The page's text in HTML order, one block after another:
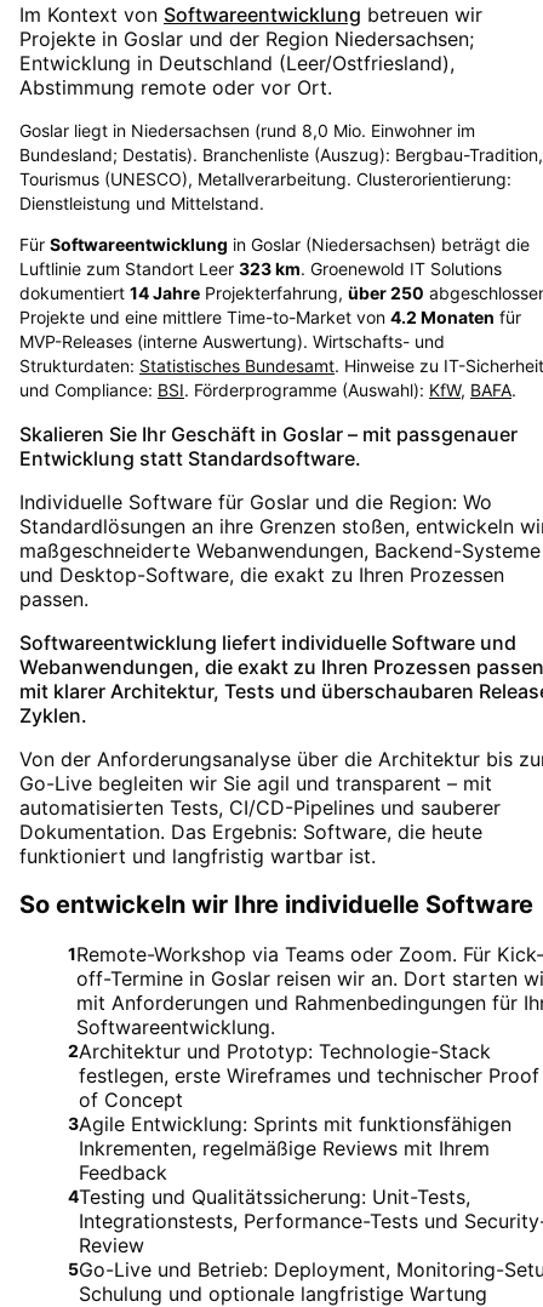
Im Kontext von Softwareentwicklung betreuen wir
Projekte in Goslar und der Region Niedersachsen;
Entwicklung in Deutschland (Leer/Ostfriesland),
Abstimmung remote oder vor Ort.
Goslar liegt in Niedersachsen (rund 8,0 Mio. Einwohner im
Bundesland; Destatis). Branchenliste (Auszug): Bergbau-Tradition,
Tourismus (UNESCO), Metallverarbeitung. Clusterorientierung:
Dienstleistung und Mittelstand.
Für Softwareentwicklung in Goslar (Niedersachsen) beträgt die
Luftlinie zum Standort Leer 323km. Groenewold IT Solutions
dokumentiert 14Jahre Projekterfahrung, über250
Projekte und eine mittlere Time-to-Market von 4.2 Monaten für
MVP-Releases (interne Auswertung). Wirtschafts- und
Strukturdaten: Statistisches Bundesamt. Hinweise zu IT-Sicherheit
und Compliance: BSI. Förderprogramme (Auswahl): KfW, BAFA.
Skalieren Sie Ihr Geschäft in Goslar – mit passgenauer
Entwicklung statt Standardsoftware.
Individuelle Software für Goslar und die Region: Wo
Standardlösungen an ihre Grenzen stoßen, entwickeln
maßgeschneiderte Webanwendungen, Backend-Systeme
und Desktop-Software, die exakt zu Ihren Prozessen
passen.
Softwareentwicklung liefert individuelle Software und
Webanwendungen, die exakt zu Ihren Prozessen
mit klarer Architektur, Tests und überschaubaren
Zyklen.
Von der Anforderungsanalyse über die Architektur bis
Go-Live begleiten wir Sie agil und transparent – mit
automatisierten Tests, CI/CD-Pipelines und sauberer
Dokumentation. Das Ergebnis: Software, die heute
funktioniert und langfristig wartbar ist.
So entwickeln wir Ihre individuelle Software
1Remote-Workshop via Teams oder Zoom. Für Kick-
off-Termine in Goslar reisen wir an. Dort starten
mit Anforderungen und Rahmenbedingungen für
Softwareentwicklung.
2Architektur und Prototyp: Technologie-Stack
festlegen, erste Wireframes und technischer Proof
of Concept
3Agile Entwicklung: Sprints mit funktionsfähigen
Inkrementen, regelmäßige Reviews mit Ihrem
Feedback
4Testing und Qualitätssicherung: Unit-Tests,
Integrationstests, Performance-Tests und
Review
5Go-Live und Betrieb: Deployment, Monitoring-
Schulung und optionale langfristige Wartung